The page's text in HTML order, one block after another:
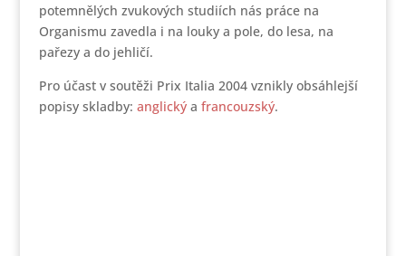
potemnělých zvukových studiích nás práce na
Organismu zavedla i na louky a pole, do lesa, na
pařezy a do jehličí.
Pro účast v soutěži Prix Italia 2004 vznikly obsáhlejší
popisy skladby: anglickýa francouzský.